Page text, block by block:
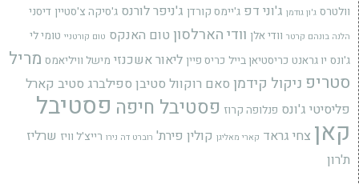
וולטרס ג'ון גודמן ג'וני דפ ג'יימס קורדן ג'ניפר לורנס ג'סיקה צ'סטיין דיסני
הלנה בונהם קרטר וודי אלן וודי הארלסון טום האנקס טום קורטניי טומי לי
ג'ונס יו גראנט כריסטיאן בייל כריס פיין ליאור אשכנזי מישל וויליאמס מריל
סטריפ ניקול קידמן סאם רוקוול סטיבן ספילברג סטיב קארל
פליסיטי ג'ונס פנלופה קרוז פסטיבל חיפה פסטיבל
קאן צחי גראד קארי מאליגן קולין פירת' רוברט דה נירו רייצ'ל וויז שרליז
ת'רון